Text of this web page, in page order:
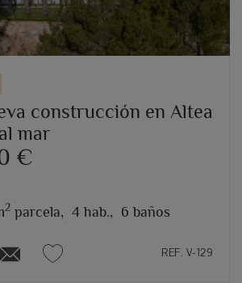
construcción en Altea
mar
€
2 parcela, 4 hab., 6 baños
REF. V-129